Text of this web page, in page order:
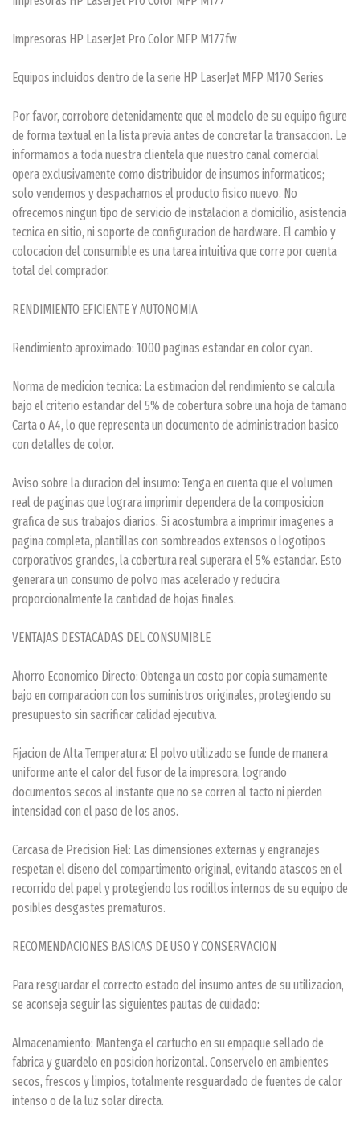
Impresoras HP LaserJet Pro Color MFP M177fw
Equipos incluidos dentro de la serie HP LaserJet MFP M170 Series
Por favor, corrobore detenidamente que el modelo de su equipo figure
de forma textual en la lista previa antes de concretar la transaccion. Le
informamos a toda nuestra clientela que nuestro canal comercial
opera exclusivamente como distribuidor de insumos informaticos;
solo vendemos y despachamos el producto fisico nuevo. No
ofrecemos ningun tipo de servicio de instalacion a domicilio, asistencia
tecnica en sitio, ni soporte de configuracion de hardware. El cambio y
colocacion del consumible es una tarea intuitiva que corre por cuenta
total del comprador.
RENDIMIENTO EFICIENTE Y AUTONOMIA
Rendimiento aproximado: 1000 paginas estandar en color cyan.
Norma de medicion tecnica: La estimacion del rendimiento se calcula
bajo el criterio estandar del 5% de cobertura sobre una hoja de tamano
Carta o A4, lo que representa un documento de administracion basico
con detalles de color.
Aviso sobre la duracion del insumo: Tenga en cuenta que el volumen
real de paginas que lograra imprimir dependera de la composicion
grafica de sus trabajos diarios. Si acostumbra a imprimir imagenes a
pagina completa, plantillas con sombreados extensos o logotipos
corporativos grandes, la cobertura real superara el 5% estandar. Esto
generara un consumo de polvo mas acelerado y reducira
proporcionalmente la cantidad de hojas finales.
VENTAJAS DESTACADAS DEL CONSUMIBLE
Ahorro Economico Directo: Obtenga un costo por copia sumamente
bajo en comparacion con los suministros originales, protegiendo su
presupuesto sin sacrificar calidad ejecutiva.
Fijacion de Alta Temperatura: El polvo utilizado se funde de manera
uniforme ante el calor del fusor de la impresora, logrando
documentos secos al instante que no se corren al tacto ni pierden
intensidad con el paso de los anos.
Carcasa de Precision Fiel: Las dimensiones externas y engranajes
respetan el diseno del compartimento original, evitando atascos en el
recorrido del papel y protegiendo los rodillos internos de su equipo de
posibles desgastes prematuros.
RECOMENDACIONES BASICAS DE USO Y CONSERVACION
Para resguardar el correcto estado del insumo antes de su utilizacion,
se aconseja seguir las siguientes pautas de cuidado:
Almacenamiento: Mantenga el cartucho en su empaque sellado de
fabrica y guardelo en posicion horizontal. Conservelo en ambientes
secos, frescos y limpios, totalmente resguardado de fuentes de calor
intenso o de la luz solar directa.